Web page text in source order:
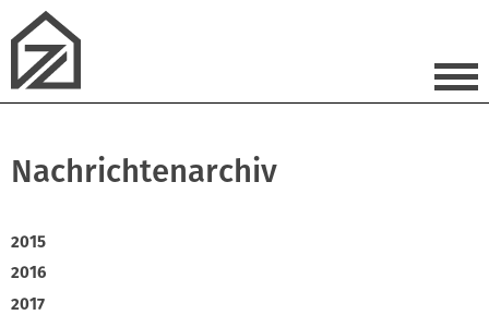
Nachrichtenarchiv
2015
2016
2017